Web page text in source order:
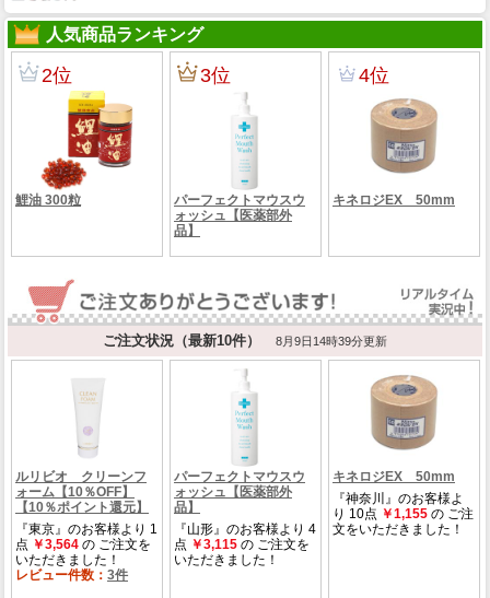
人気商品ランキング